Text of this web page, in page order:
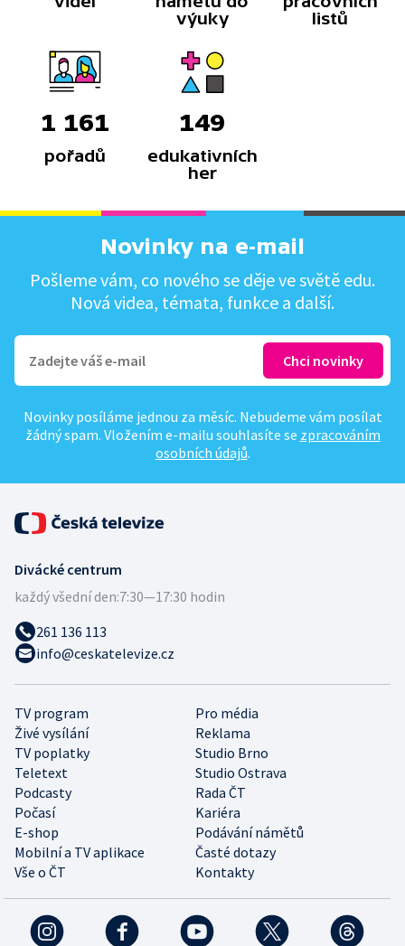
výuky
listů
1 161
pořadů
149
edukativních
her
Novinky na e-mail
Pošleme vám, co nového se děje ve světě edu.
Nová videa, témata, funkce a další.
Novinky posíláme jednou za měsíc. Nebudeme vám posílat
žádný spam. Vložením e-mailu souhlasíte se zpracováním
osobních údajů.